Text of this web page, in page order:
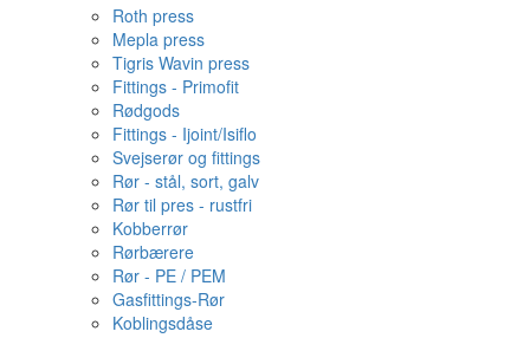
Roth press
Mepla press
Tigris Wavin press
Fittings - Primofit
Rødgods
Fittings - Ijoint/Isiflo
Svejserør og fittings
Rør - stål, sort, galv
Rør til pres - rustfri
Kobberrør
Rørbærere
Rør - PE / PEM
Gasfittings-Rør
Koblingsdåse